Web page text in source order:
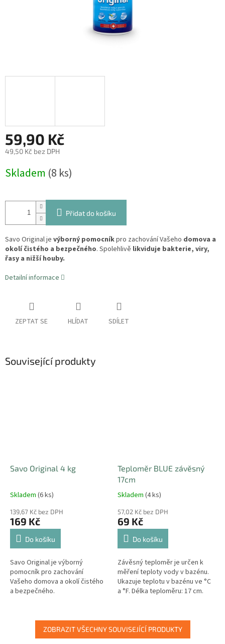
59,90 Kč
49,50 Kč bez DPH
cena:
Skladem (8 ks)
Přidat do košíku
Savo Original je výborný pomocníkpro zachování Vašeho domova a
okolí čistého a bezpečného. Spolehlivě likviduje bakterie, viry,
řasy a nižší houby.
Detailní informace
ZEPTAT SE HLÍDAT SDÍLET
Související produkty
Savo Original 4 kg
Skladem (6 ks)
139,67 Kč bez DPH
169 Kč
Do košíku
Savo Original je výborný
pomocník pro zachování
Vašeho domova a okolí čistého
a bezpečného.
Teploměr BLUE závěsný
17cm
Skladem (4 ks)
57,02 Kč bez DPH
69 Kč
Do košíku
Závěsný teploměr je určen k
měření teploty vody v bazénu.
Ukazuje teplotu v bazénu ve °C
a °F. Délka teploměru: 17 cm.
ZOBRAZIT VŠECHNY SOUVISEJÍCÍ PRODUKTY